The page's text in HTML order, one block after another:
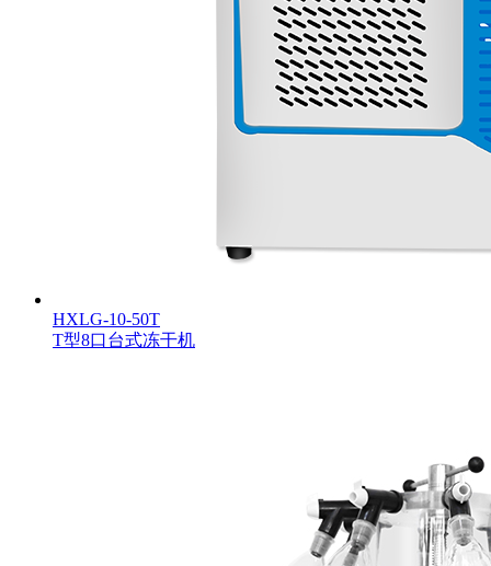
HXLG-10-50T
T型8口台式冻干机